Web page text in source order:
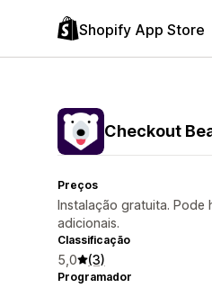
Shopify App Store
Checkout
Preços
Instalação gratuita. Pode
adicionais.
Classificação
5,0 (3)
Programador